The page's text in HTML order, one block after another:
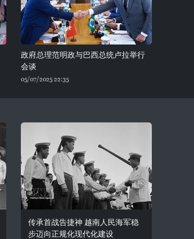
政府总理范明政与巴西总统卢拉举行
会谈
05/07/2025 22:35
传承首战告捷神 越南人民海军稳
步迈向正规化现代化建设